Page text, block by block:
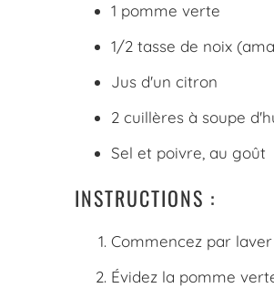
1 pomme verte
1/2 tasse de noix
Jus d'un citron
2 cuillères à soupe
Sel et poivre, au goût
INSTRUCTIONS :
Commencez par
Évidez la pomme